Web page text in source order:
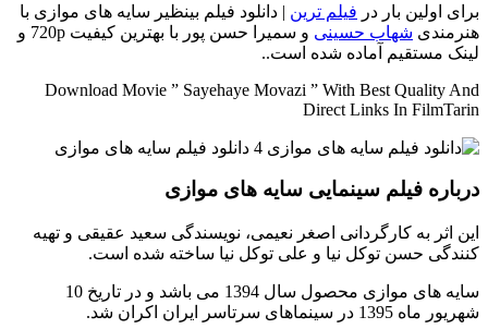
برای اولین بار در فیلم ترین | دانلود فیلم بینظیر سایه های موازی با
هنرمندی شهاب حسینی
و سمیرا حسن پور با بهترین کیفیت 720p و
لینک مستقیم آماده شده است..
Download Movie ” Sayehaye Movazi ” With Best Quality And
Direct Links In FilmTarin
درباره فیلم سینمایی سایه های موازی
این اثر به کارگردانی اصغر نعیمی، نویسندگی سعید عقیقی و تهیه
کنندگی حسن توکل نیا و علی توکل نیا ساخته شده است.
سایه های موازی محصول سال 1394 می باشد و در تاریخ 10
شهریور ماه 1395 در سینماهای سرتاسر ایران اکران شد.